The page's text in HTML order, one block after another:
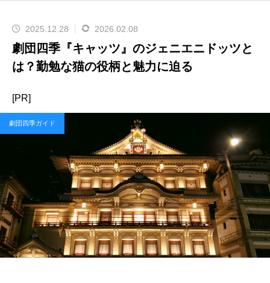
2025.12.28 2026.02.08
劇団四季『キャッツ』のジェニエニドッツと
は？勤勉な猫の役柄と魅力に迫る
[PR]
劇団四季ガイド